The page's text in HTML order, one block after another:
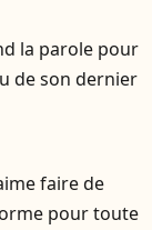
la parole pour
de son dernier
faire de
pour toute